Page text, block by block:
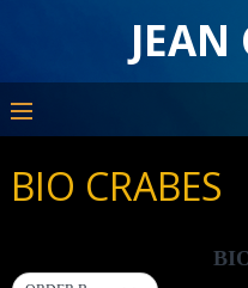
JEAN
BIO CRABES